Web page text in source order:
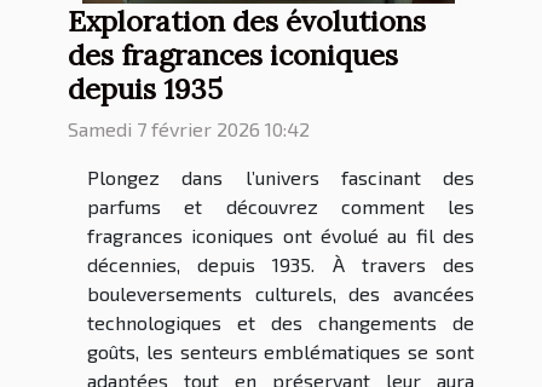
Exploration des évolutions
des fragrances iconiques
depuis 1935
Samedi 7 février 2026 10:42
Plongez dans l’univers fascinant des
parfums et découvrez comment les
fragrances iconiques ont évolué au fil des
décennies, depuis 1935. À travers des
bouleversements culturels, des avancées
technologiques et des changements de
goûts, les senteurs emblématiques se sont
adaptées tout en préservant leur aura